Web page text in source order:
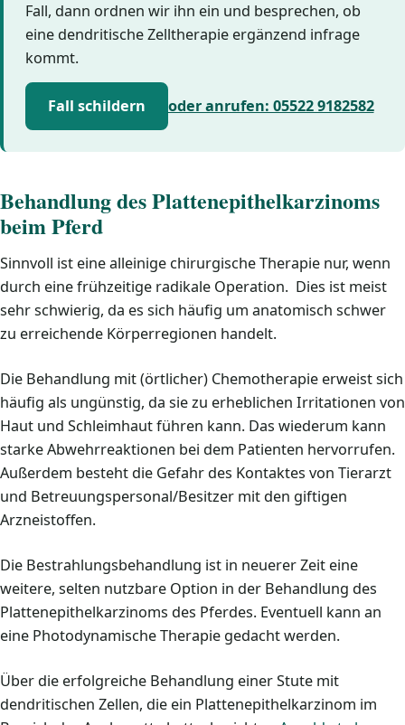
Fall, dann ordnen wir ihn ein und besprechen, ob
eine dendritische Zelltherapie ergänzend infrage
kommt.
Fall schildern oder anrufen: 05522 9182582
Behandlung des Plattenepithelkarzinoms
beim Pferd
Sinnvoll ist eine alleinige chirurgische Therapie nur, wenn
durch eine frühzeitige radikale Operation. Dies ist meist
sehr schwierig, da es sich häufig um anatomisch schwer
zu erreichende Körperregionen handelt.
Die Behandlung mit (örtlicher) Chemotherapie erweist sich
häufig als ungünstig, da sie zu erheblichen Irritationen von
Haut und Schleimhaut führen kann. Das wiederum kann
starke Abwehrreaktionen bei dem Patienten hervorrufen.
Außerdem besteht die Gefahr des Kontaktes von Tierarzt
und Betreuungspersonal/Besitzer mit den giftigen
Arzneistoffen.
Die Bestrahlungsbehandlung ist in neuerer Zeit eine
weitere, selten nutzbare Option in der Behandlung des
Plattenepithelkarzinoms des Pferdes. Eventuell kann an
eine Photodynamische Therapie gedacht werden.
Über die erfolgreiche Behandlung einer Stute mit
dendritischen Zellen, die ein Plattenepithelkarzinom im